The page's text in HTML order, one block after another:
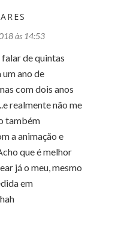
às 14:53
de quintas
ano de
com dois anos
realmente não me
também
a animação e
que é melhor
já o meu, mesmo
em